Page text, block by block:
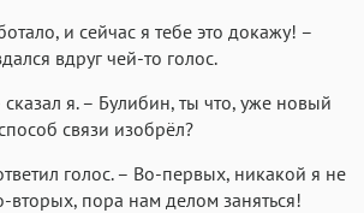
и сейчас я тебе это докажу! –
вдруг чей-то голос.
сказал я. – Булибин, ты что, уже новый
связи изобрёл?
голос. – Во-первых, никакой я не
вторых, пора нам делом заняться!